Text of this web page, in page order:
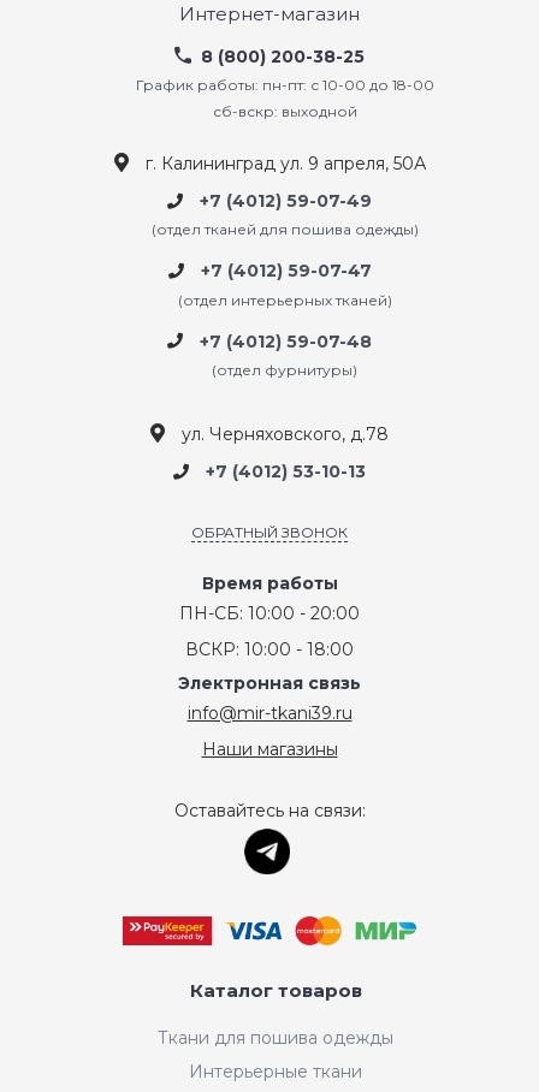
Интернет-магазин
8 (800) 200-38-25
График работы: пн-пт: с 10-00 до 18-00
сб-вскр: выходной
г. Калининград ул. 9 апреля, 50А
+7 (4012) 59-07-49
(отдел тканей для пошива одежды)
+7 (4012) 59-07-47
(отдел интерьерных тканей)
+7 (4012) 59-07-48
(отдел фурнитуры)
ул. Черняховского, д.78
+7 (4012) 53-10-13
ОБРАТНЫЙ ЗВОНОК
Время работы
ПН-СБ: 10:00 - 20:00
ВСКР: 10:00 - 18:00
Электронная связь
info@mir-tkani39.ru
Наши магазины
Оставайтесь на связи:
Каталог товаров
Ткани для пошива одежды
Интерьерные ткани